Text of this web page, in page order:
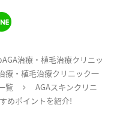
治療・植毛治療クリニッ
療・植毛治療クリニック一
覧
AGAスキンクリニ
めポイントを紹介!